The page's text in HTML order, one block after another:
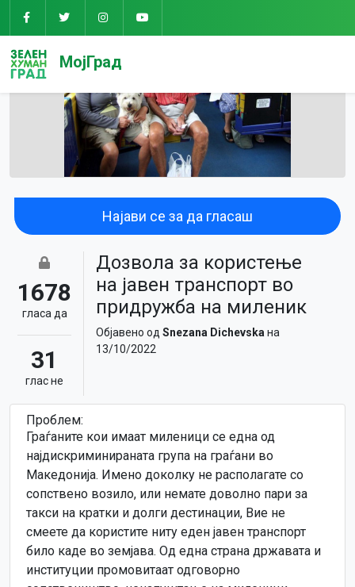
МојГрад
Најави се за да гласаш
1678
гласa да
31
глас не
Дозвола за користење
на јавен транспорт во
придружба на миленик
Објавено од Snezana Dichevska на
13/10/2022
Проблем:
Граѓаните кои имаат миленици се една од
најдискриминираната група на граѓани во
Македонија. Имено доколку не располагате со
сопствено возило, или немате доволно пари за
такси на кратки и долги дестинации, Вие не
смеете да користите ниту еден јавен транспорт
било каде во земјава. Од една страна државата и
институции промовитаат одговорно